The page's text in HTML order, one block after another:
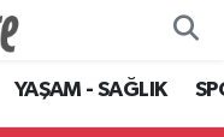
YAŞAM - SAĞLIK